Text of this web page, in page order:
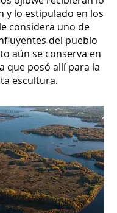
y lo estipulado en los
considera uno de
del pueblo
aún se conserva en
que posó allí para la
escultura.